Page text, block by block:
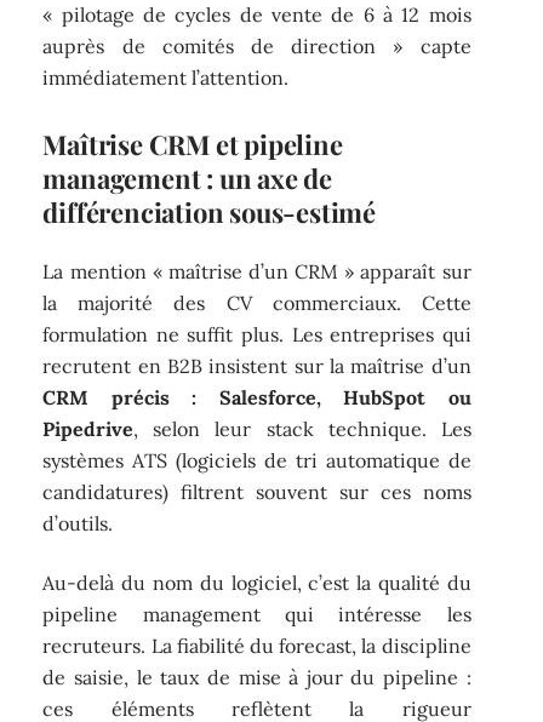
« pilotage de cycles de vente de 6 à 12 mois
auprès de comités de direction » capte
immédiatement l’attention.
Maîtrise CRM et pipeline
management : un axe de
différenciation sous-estimé
La mention « maîtrise d’un CRM » apparaît sur
la majorité des CV commerciaux. Cette
formulation ne suffit plus. Les entreprises qui
recrutent en B2B insistent sur la maîtrise d’un
CRM précis : Salesforce, HubSpot ou
Pipedrive, selon leur stack technique. Les
systèmes ATS (logiciels de tri automatique de
candidatures) filtrent souvent sur ces noms
d’outils.
Au-delà du nom du logiciel, c’est la qualité du
pipeline management qui intéresse les
recruteurs. La fiabilité du forecast, la discipline
de saisie, le taux de mise à jour du pipeline :
ces éléments reflètent la rigueur